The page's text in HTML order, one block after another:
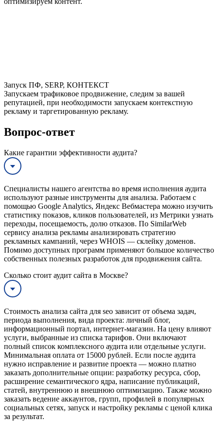
Запуск ПФ, SERP, КОНТЕКСТ
Запускаем трафиковое продвижение, следим за вашей
репутацией, при необходимости запускаем контекстную
рекламу и таргетированную рекламу.
Вопрос-ответ
Какие гарантии эффективности аудита?
Специалисты нашего агентства во время исполнения аудита
используют разные инструменты для анализа. Работаем с
помощью Google Analytics, Яндекс Вебмастера можно изучить
статистику показов, кликов пользователей, из Метрики узнать
переходы, посещаемость, долю отказов. По SimilarWeb
сервису анализа рекламы анализировать стратегию
рекламных кампаний, через WHOIS — склейку доменов.
Помимо доступных программ применяют большое количество
собственных полезных разработок для продвижения сайта.
Сколько стоит аудит сайта в Москве?
Стоимость анализа сайта для seo зависит от объема задач,
периода выполнения, вида проекта: личный блог,
информационный портал, интернет-магазин. На цену влияют
услуги, выбранные из списка тарифов. Они включают
полный список комплексного аудита или отдельные услуги.
Минимальная оплата от 15000 рублей. Если после аудита
нужно исправление и развитие проекта — можно платно
заказать дополнительные опции: разработку ресурса, сбор,
расширение семантического ядра, написание публикаций,
статей, внутреннюю и внешнюю оптимизацию. Также можно
заказать ведение аккаунтов, групп, профилей в популярных
социальных сетях, запуск и настройку рекламы с ценой клика
за результат.